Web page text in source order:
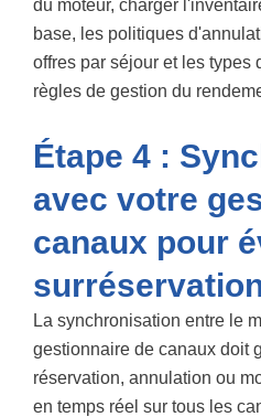
du moteur, charger
base, les politiques
offres par séjour et les types
règles de gestion du
Étape 4 :
avec votre
canaux pour
La synchronisation entre le
gestionnaire de canaux doit
réservation, annulation ou
en temps réel sur tous les